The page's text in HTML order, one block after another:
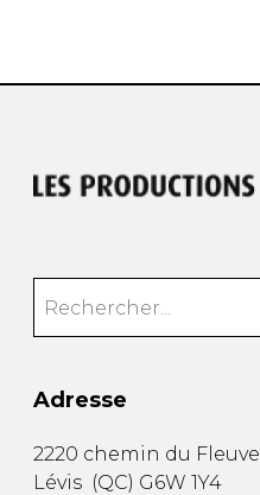
Adresse
2220 chemin du Fleuve
Lévis (QC) G6W 1Y4